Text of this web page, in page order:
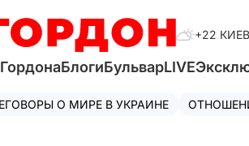
+22 КИЕВ
БлогиБульварLIVE
О МИРЕ В УКРАИНЕ